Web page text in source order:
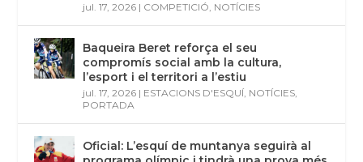
jul. 17, 2026 | COMPETICIÓ, NOTÍCIES
Baqueira Beret reforça el seu
compromís social amb la cultura,
l’esport i el territori a l’estiu
jul. 17, 2026 | ESTACIONS D'ESQUÍ, NOTÍCIES,
PORTADA
Oficial: L’esquí de muntanya seguirà al